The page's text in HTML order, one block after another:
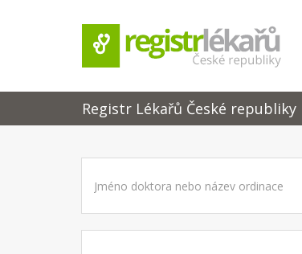
Registr Lékařů České republiky